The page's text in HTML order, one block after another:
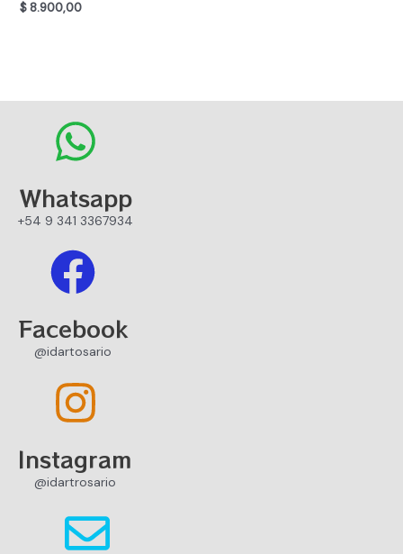
$8.900,00
Whatsapp
+54 9 341 3367934
Facebook
@idartosario
Instagram
@idartrosario